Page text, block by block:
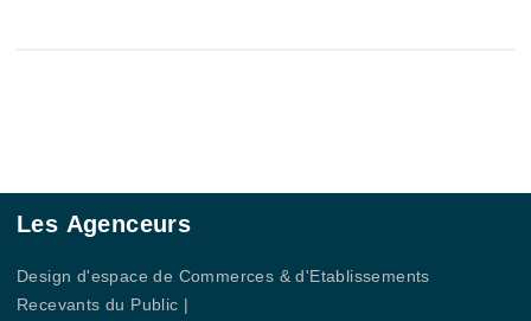
Les Agenceurs
Design d'espace de Commerces & d'Etablissements
Recevants du Public |